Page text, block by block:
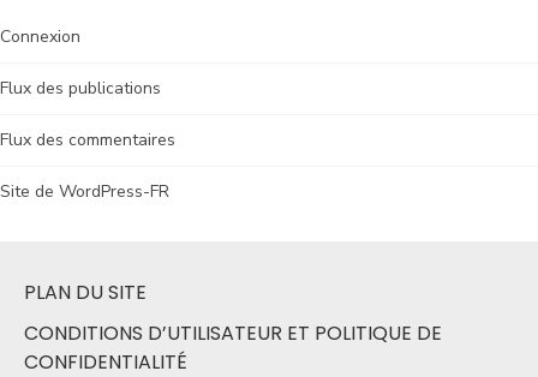
Connexion
Flux des publications
Flux des commentaires
Site de WordPress-FR
PLAN DU SITE
CONDITIONS D’UTILISATEUR ET POLITIQUE DE
CONFIDENTIALITÉ